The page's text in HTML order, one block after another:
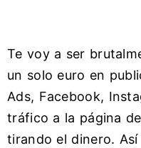
Te voy a ser
un solo euro en
Ads, Facebook,
tráfico a la página
tirando el dinero.